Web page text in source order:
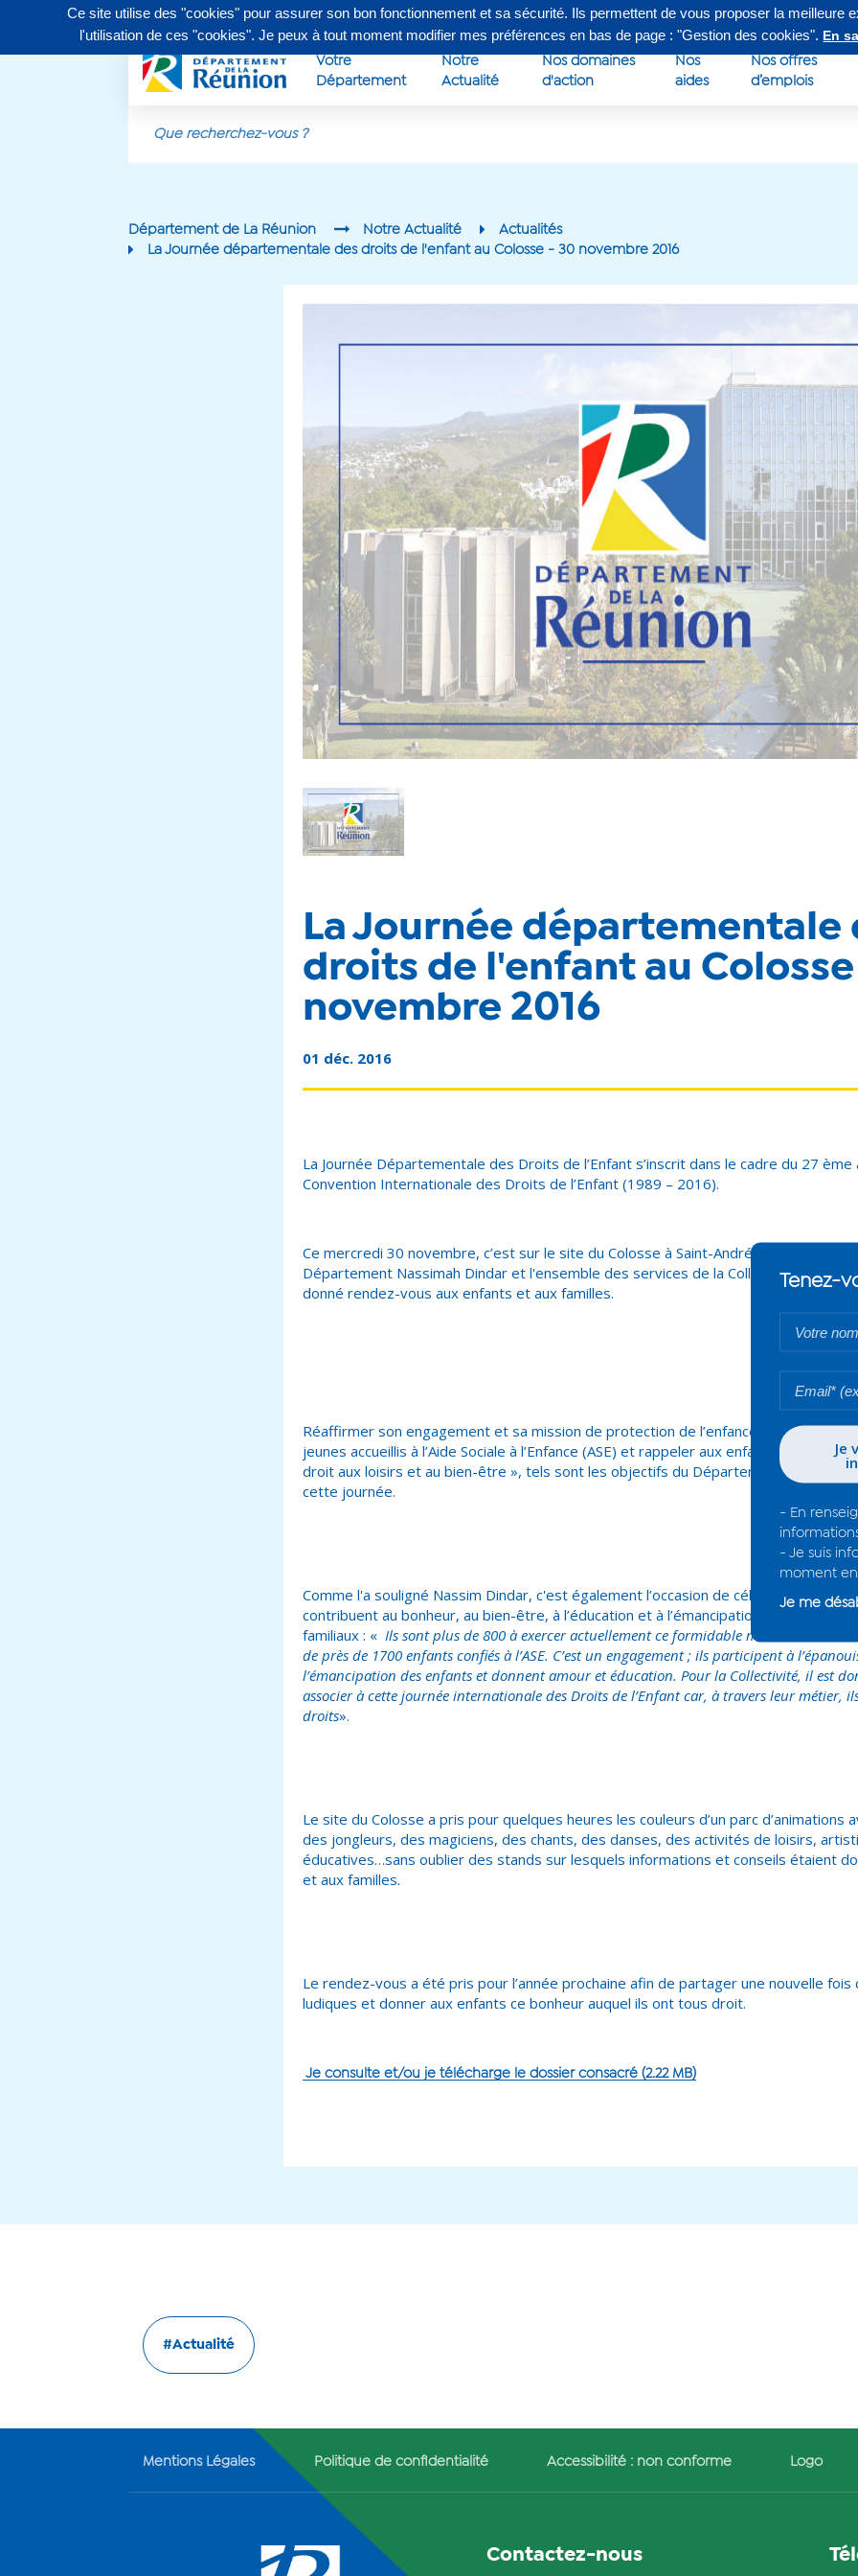
Contactez-nous au 0262 90 30 30, du lundi au vendredi de 8h à 16h30
Votre
Département
Notre
Actualité
Nos domaines
d'action
Nos
aides
Nos offres
d’emplois
Département de La Réunion Notre Actualité
Actualités
La Journée départementale des droits de l'enfant au Colosse - 30 novembre 2016
La Journée départementale
droits de l'enfant au
novembre 2016
01 déc. 2016
La Journée Départementale des Droits de l’Enfant s’inscrit dans le cadre du 27 ème
Convention Internationale des Droits de l’Enfant (1989 – 2016).
Ce mercredi 30 novembre, c’est sur le site du Colosse à Saint-André que la
Département Nassimah Dindar et l'ensemble des services de la Collectivité dédiés
donné rendez-vous aux enfants et aux familles.
Réaffirmer son engagement et sa mission de protection de l’enfance et
jeunes accueillis à l’Aide Sociale à l’Enfance (ASE) et rappeler aux enfants leurs droits
droit aux loisirs et au bien-être », tels sont les objectifs du Département à travers
cette journée.
Comme l'a souligné Nassim Dindar, c'est également l’occasion de célébrer toutes
contribuent au bonheur, au bien-être, à l’éducation et à l’émancipation de l’enfant,
familiaux : « Ils sont plus de 800 à exercer actuellement ce formidable métier et à mener
de près de 1700 enfants confiés à l’ASE. C’est un engagement ; ils participent à
l’émancipation des enfants et donnent amour et éducation. Pour la Collectivité, il est
associer à cette journée internationale des Droits de l’Enfant car, à travers leur métier,
droits».
Le site du Colosse a pris pour quelques heures les couleurs d’un parc d’animations
des jongleurs, des magiciens, des chants, des danses, des activités de loisirs,
éducatives…sans oublier des stands sur lesquels informations et conseils étaient
et aux familles.
Le rendez-vous a été pris pour l’année prochaine afin de partager une nouvelle fois
ludiques et donner aux enfants ce bonheur auquel ils ont tous droit.
Je consulte et/ou je télécharge le dossier consacré (2.22 MB)
#Actualité
Mentions Légales Politique de confidentialité Accessibilité : non conforme Logo
Contactez-nous
Ce site utilise des "cookies" pour assurer son bon fonctionnement et sa sécurité. Ils permettent de vous proposer la meilleure
l'utilisation de ces "cookies". Je peux à tout moment modifier mes préférences en bas de page : "Gestion des cookies". En